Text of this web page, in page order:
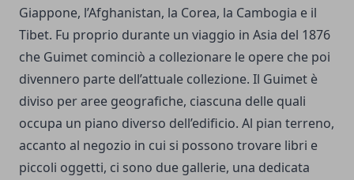
Giappone, l’Afghanistan, la Corea, la Cambogia e il
Tibet. Fu proprio durante un viaggio in Asia del 1876
che Guimet cominciò a collezionare le opere che poi
divennero parte dell’attuale collezione. Il Guimet è
diviso per aree geografiche, ciascuna delle quali
occupa un piano diverso dell’edificio. Al pian terreno,
accanto al negozio in cui si possono trovare libri e
piccoli oggetti, ci sono due gallerie, una dedicata